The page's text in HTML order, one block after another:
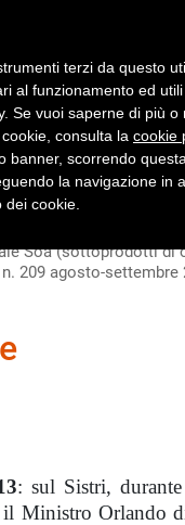
Soa (sottoprodotti di
209 agosto-settembre
: sul Sistri,
il Ministro Orlando
terzi da questo
al funzionamento ed
Se vuoi saperne di più
consulta la cookie
banner, scorrendo
la navigazione in
dei cookie.